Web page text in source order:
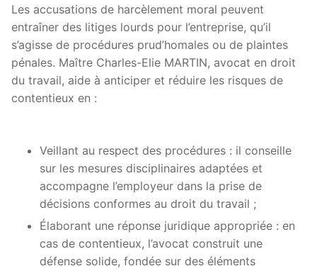
Les accusations de harcèlement moral peuvent
entraîner des litiges lourds pour l’entreprise, qu’il
s’agisse de procédures prud’homales ou de plaintes
pénales. Maître Charles-Elie MARTIN, avocat en droit
du travail, aide à anticiper et réduire les risques de
contentieux en :
Veillant au respect des procédures : il conseille
sur les mesures disciplinaires adaptées et
accompagne l’employeur dans la prise de
décisions conformes au droit du travail ;
Élaborant une réponse juridique appropriée : en
cas de contentieux, l’avocat construit une
défense solide, fondée sur des éléments